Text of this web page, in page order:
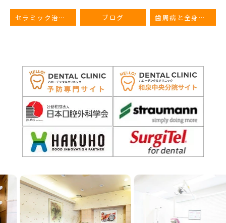
セラミック治療を行う歯科クリニックの選び方 ブログ 歯周病と全身疾患の関連性
Previous